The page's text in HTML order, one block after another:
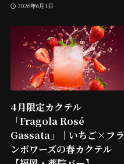
2026年6月1日
4月限定カクテル
「Fragola Rosé
Gassata」｜いちご×フラ
ンボワーズの春カクテル